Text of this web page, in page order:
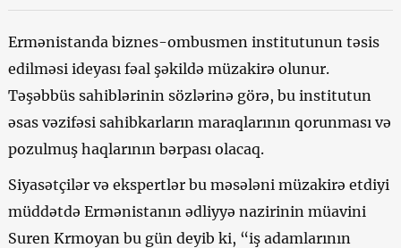
Ermənistanda biznes-ombusmen institutunun təsis
edilməsi ideyası fəal şəkildə müzakirə olunur.
Təşəbbüs sahiblərinin sözlərinə görə, bu institutun
əsas vəzifəsi sahibkarların maraqlarının qorunması və
pozulmuş haqlarının bərpası olacaq.
Siyasətçilər və ekspertlər bu məsələni müzakirə etdiyi
müddətdə Ermənistanın ədliyyə nazirinin müavini
Suren Krmoyan bu gün deyib ki, “iş adamlarının